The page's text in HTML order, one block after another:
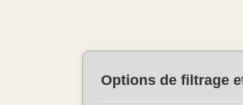
Options de filtrage